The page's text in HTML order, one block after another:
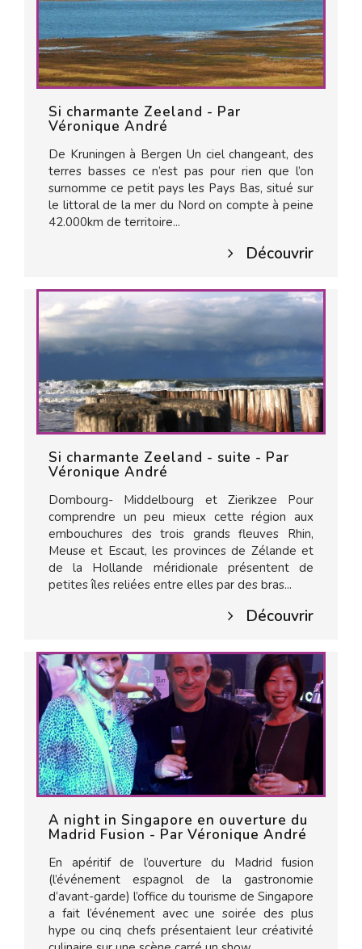
Si charmante Zeeland - Par
Véronique André
De Kruningen à Bergen Un ciel changeant, des
terres basses ce n’est pas pour rien que l’on
surnomme ce petit pays les Pays Bas, situé sur
le littoral de la mer du Nord on compte à peine
42.000km de territoire...
Découvrir
Si charmante Zeeland - suite - Par
Véronique André
Dombourg- Middelbourg et Zierikzee Pour
comprendre un peu mieux cette région aux
embouchures des trois grands fleuves Rhin,
Meuse et Escaut, les provinces de Zélande et
de la Hollande méridionale présentent de
petites îles reliées entre elles par des bras...
Découvrir
A night in Singapore en ouverture du
Madrid Fusion - Par Véronique André
En apéritif de l’ouverture du Madrid fusion
(l’événement espagnol de la gastronomie
d’avant-garde) l’office du tourisme de Singapore
a fait l’événement avec une soirée des plus
hype ou cinq chefs présentaient leur créativité